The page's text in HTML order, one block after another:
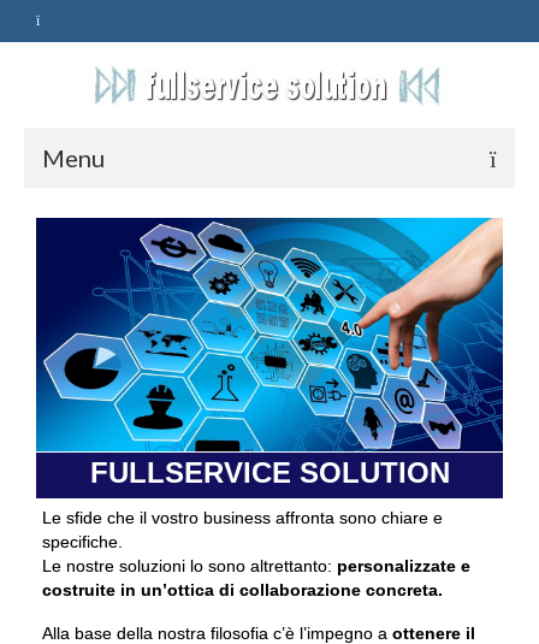
Menu
HOME
ASSISTENZA
POLITICA
Qualità
PRIVACY
CONTATTI
FULLSERVICE SOLUTION
Le sfide che il vostro business affronta sono chiare e
specifiche.
Le nostre soluzioni lo sono altrettanto: personalizzate e
costruite in un’ottica di collaborazione concreta.
Alla base della nostra filosofia c’è l’impegno a ottenere il